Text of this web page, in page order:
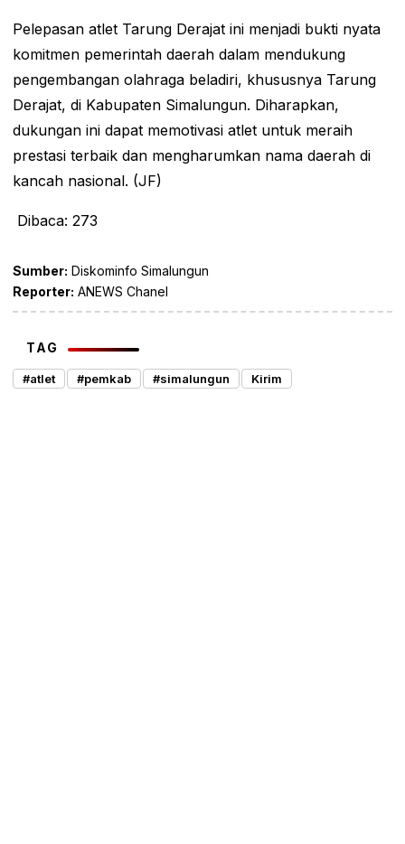
Pelepasan atlet Tarung Derajat ini menjadi bukti nyata
komitmen pemerintah daerah dalam mendukung
pengembangan olahraga beladiri, khususnya Tarung
Derajat, di Kabupaten Simalungun. Diharapkan,
dukungan ini dapat memotivasi atlet untuk meraih
prestasi terbaik dan mengharumkan nama daerah di
kancah nasional. (JF)
Dibaca: 273
Sumber: Diskominfo Simalungun
Reporter: ANEWS Chanel
TAG
#atlet #pemkab #simalungun Kirim